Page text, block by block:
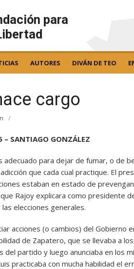
para
AUTORES DIVÁN DE TEO
cargo
/
SANTIAGO GONZÁLEZ
adecuado para dejar de fumar, o de
que cada cual practique. El
estaban en estado de
Rajoy explicara como presidente
elecciones generales.
acciones (o cambios) del Gobierno
de Zapatero, que se llevaba a
del partido y luego anunciaba en los
practicaba con mucha habilidad el